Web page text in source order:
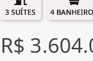
3 SUÍTES 4
R$